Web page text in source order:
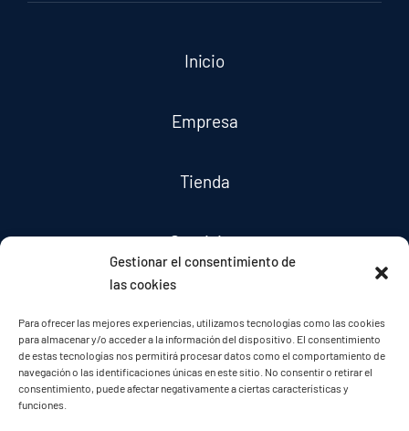
Gestionar el consentimiento de
las cookies
Para ofrecer las mejores experiencias, utilizamos tecnologías como las cookies
para almacenar y/o acceder a la información del dispositivo. El consentimiento
de estas tecnologías nos permitirá procesar datos como el comportamiento de
navegación o las identificaciones únicas en este sitio. No consentir o retirar el
consentimiento, puede afectar negativamente a ciertas características y
funciones.
Inicio
Empresa
Tienda
Servicios
Contacto